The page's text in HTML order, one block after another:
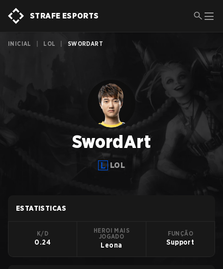
STRAFE ESPORTS
INICIAL LOL SWORDART
SwordArt
LOL
ESTATISTICAS
K/D
0.24
HEROI MAIS
JOGADO
Leona
FUNÇÃO
Support